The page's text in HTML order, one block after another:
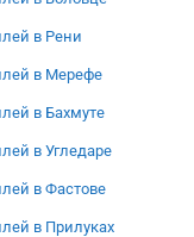
в Рени
в Мерефе
в Бахмуте
в Угледаре
в Фастове
в Прилуках